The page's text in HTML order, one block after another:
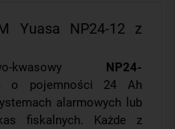
Yuasa NP24-12 z
kwasowy
NP24-
o pojemności 24 Ah
alarmowych lub
fiskalnych. Każde z